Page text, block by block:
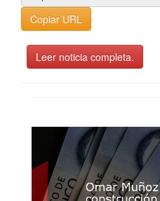
Copiar URL
Leer noticia completa.